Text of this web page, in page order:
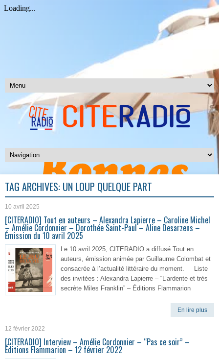
TAG ARCHIVES: UN LOUP QUELQUE PART
10 avril 2025
[CITERADIO] Tout en auteurs – Alexandra Lapierre – Caroline Michel
– Amélie Cordonnier – Dorothée Saint-Paul – Aline Desarzens –
Émission du 10 avril 2025
Le 10 avril 2025, CITERADIO a diffusé Tout en
auteurs, émission animée par Guillaume Colombat et
consacrée à l’actualité littéraire du moment. Liste
des invitées : Alexandra Lapierre – “L’ardente et très
secrète Miles Franklin” – Éditions Flammarion
En lire plus
12 février 2022
[CITERADIO] Interview – Amélie Cordonnier – “Pas ce soir” –
Éditions Flammarion – 12 février 2022